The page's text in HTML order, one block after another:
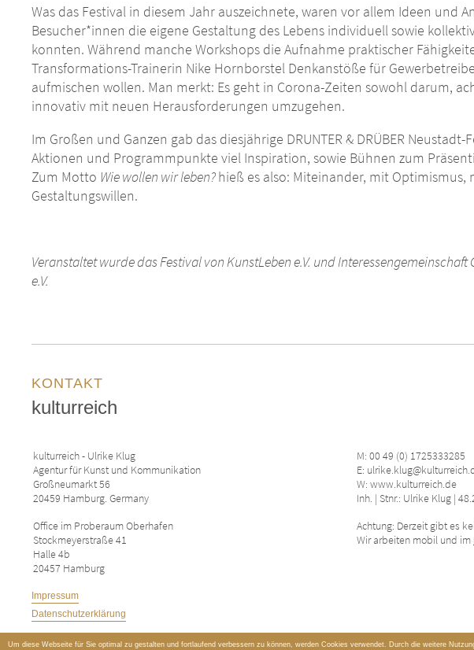
Was das Festival in diesem Jahr auszeichnete, waren vor allem Ideen und
Besucher*innen die eigene Gestaltung des Lebens individuell sowie
konnten. Während manche Workshops die Aufnahme praktischer
Transformations-Trainerin Nike Hornborstel Denkanstöße für
aufmischen wollen. Man merkt: Es geht in Corona-Zeiten sowohl darum,
innovativ mit neuen Herausforderungen umzugehen.
Im Großen und Ganzen gab das diesjährige DRUNTER & DRÜBER
Aktionen und Programmpunkte viel Inspiration, sowie Bühnen zum
Zum Motto Wie wollen wir leben?hieß es also: Miteinander, mit
Gestaltungswillen.
Veranstaltet wurde das Festival von KunstLeben e.V. und
e.V.
KONTAKT
kulturreich
kulturreich - Ulrike Klug
Agentur für Kunst und Kommunikation
Großneumarkt 56
20459 Hamburg. Germany
Office im Proberaum Oberhafen
Stockmeyerstraße 41
Halle 4b
20457 Hamburg
M: 00 49 (0) 1725333285
E:
W: www.kulturreich.de
Inh. | Stnr.: Ulrike Klug |
Achtung: Derzeit gibt es
Wir arbeiten mobil und im
Impressum
Datenschutzerklärung
Um diese Webseite für Sie optimal zu gestalten und fortlaufend verbessern zu können, werden Cookies verwendet. Durch die weitere